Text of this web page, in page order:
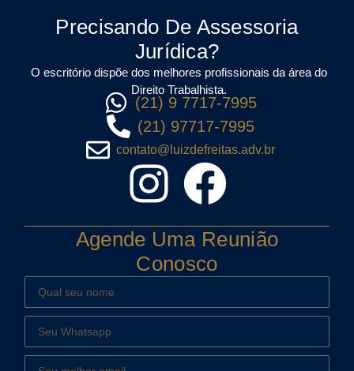
Precisando De Assessoria
Jurídica?
O escritório dispõe dos melhores profissionais da área do
Direito Trabalhista.
(21) 9 7717-7995
(21) 97717-7995
contato@luizdefreitas.adv.br
Agende Uma Reunião
Conosco